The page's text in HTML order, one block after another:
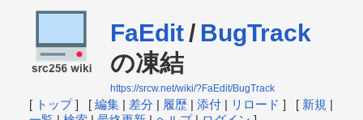
FaEdit/ BugTrack
の凍結
https://srcw.net/wiki/?FaEdit/BugTrack
[ トップ] [ 編集| 差分 | 履歴| 添付| リロード ] [ 新規 |